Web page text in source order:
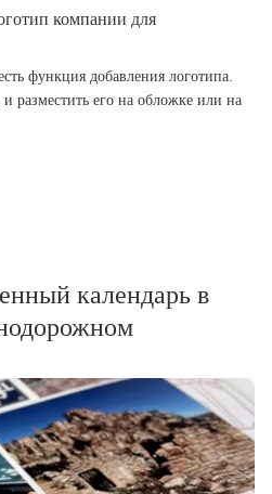
компании для
функция добавления логотипа.
разместить его на обложке или на
календарь в